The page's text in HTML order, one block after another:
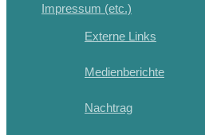
Impressum (etc.)
Externe Links
Medienberichte
Nachtrag